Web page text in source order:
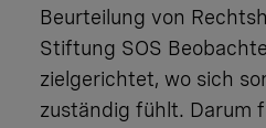
Beurteilung von
Stiftung SOS
zielgerichtet, wo sich
zuständig fühlt. Darum